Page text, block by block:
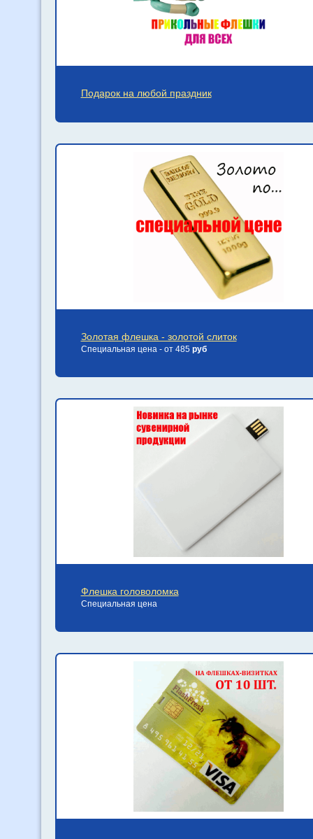
Подарок на любой праздник
Золотая флешка - золотой слиток
Специальная цена - от 485 руб
Флешка головоломка
Специальная цена